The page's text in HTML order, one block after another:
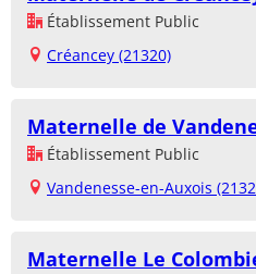
Établissement Public
Créancey (21320)
Maternelle de
Établissement Public
Vandenesse-en-Auxois
Maternelle Le